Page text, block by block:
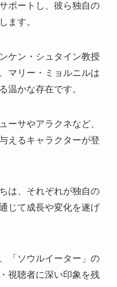
ポートし、彼ら独自の
ます。
ケン・シュタイン教授
マリー・ミョルニルは
温かな存在です。
ーサやアラクネなど、
えるキャラクターが登
は、それぞれが独自の
じて成長や変化を遂げ
「ソウルイーター」の
視聴者に深い印象を残